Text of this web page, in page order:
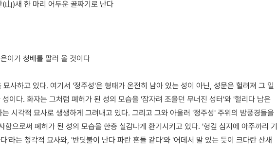
山)새 한 마리 어두운 골짜기로 난다
이가 청배를 팔러 올 것이다
사하고 있다. 여기서 '정주성'은 형태가 온전히 남아 있는 성이 아닌, 성문은 헐려져 그 일
이다. 화자는 그처럼 폐허가 된 성의 모습을 '잠자려 조을던 무너진 성터'와 '헐리다 남은
시각적 묘사로 생생하게 그려내고 있다. 그리고 그와 아울러 '정주성' 주위의 밤풍경들을
함으로써 폐허가 된 성의 모습을 한층 실감나게 환기시키고 있다. '헝겊 심지에 아주까리 기
'라는 청각적 묘사와, '반딧불이 난다 파란 혼들 같다'와 '어데서 말 있는 듯이 크다란 산새